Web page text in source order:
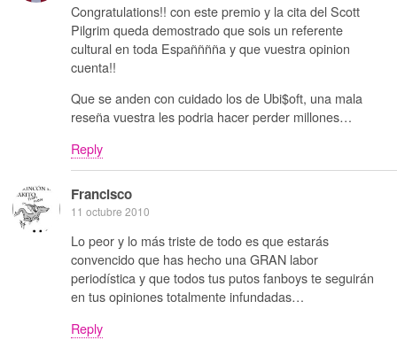
Congratulations!! con este premio y la cita del Scott
Pilgrim queda demostrado que sois un referente
cultural en toda Españññña y que vuestra opinion
cuenta!!
Que se anden con cuidado los de Ubi$oft, una mala
reseña vuestra les podria hacer perder millones…
Reply
Francisco
11 octubre 2010
Lo peor y lo más triste de todo es que estarás
convencido que has hecho una GRAN labor
periodística y que todos tus putos fanboys te seguirán
en tus opiniones totalmente infundadas…
Reply